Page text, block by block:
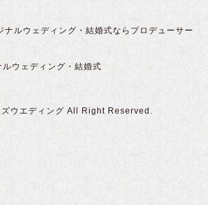
ウェディング・結婚式
ウエディング All Right Reserved.